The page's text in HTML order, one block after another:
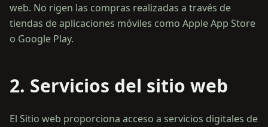
web. No rigen las compras realizadas a través de
tiendas de aplicaciones móviles como Apple App Store
2. Servicios del sitio web
El Sitio web proporciona acceso a servicios digitales de